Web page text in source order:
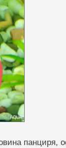
панциря,